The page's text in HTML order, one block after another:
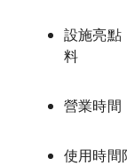
設施亮點
料
營業時間
使用時間